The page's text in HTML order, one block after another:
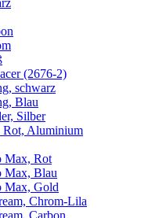
(2676-2)
schwarz
Blau
Silber
Rot, Aluminium
Max, Rot
Max, Blau
Max, Gold
Chrom-Lila